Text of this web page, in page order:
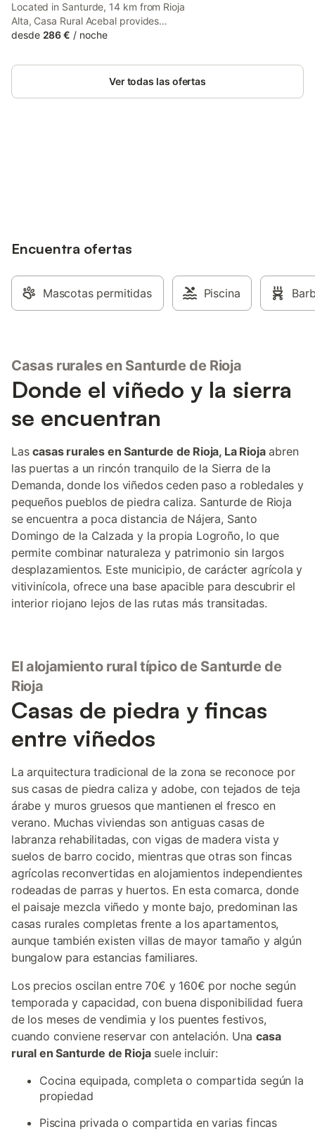
Located in Santurde, 14 km from Rioja
Alta, Casa Rural Acebal provides
accommodation with ski-to-door access,
terrace. The 3-star country house has
mountain views and is 25 km from Suso &
desde 286 € / noche
Ver todas las ofertas
Encuentra ofertas
Mascotas permitidas Piscina
Casas rurales en Santurde de Rioja
Donde el viñedo y la sierra
se encuentran
Lascasas rurales en Santurde de Rioja, La Riojaabren
las puertas a un rincón tranquilo de la Sierra de la
Demanda, donde los viñedos ceden paso a robledales y
pequeños pueblos de piedra caliza. Santurde de Rioja
se encuentra a poca distancia de Nájera, Santo
Domingo de la Calzada y la propia Logroño, lo que
permite combinar naturaleza y patrimonio sin largos
desplazamientos. Este municipio, de carácter agrícola y
vitivinícola, ofrece una base apacible para descubrir el
interior riojano lejos de las rutas más transitadas.
El alojamiento rural típico de Santurde de
Rioja
Casas de piedra y fincas
entre viñedos
La arquitectura tradicional de la zona se reconoce por
sus casas de piedra caliza y adobe, con tejados de teja
árabe y muros gruesos que mantienen el fresco en
verano. Muchas viviendas son antiguas casas de
labranza rehabilitadas, con vigas de madera vista y
suelos de barro cocido, mientras que otras son fincas
agrícolas reconvertidas en alojamientos independientes
rodeadas de parras y huertos. En esta comarca, donde
el paisaje mezcla viñedo y monte bajo, predominan las
casas rurales completas frente a los apartamentos,
aunque también existen villas de mayor tamaño y algún
bungalow para estancias familiares.
Los precios oscilan entre 70€ y 160€ por noche según
temporada y capacidad, con buena disponibilidad fuera
de los meses de vendimia y los puentes festivos,
cuando conviene reservar con antelación. Unacasa
rural en Santurde de Riojasuele incluir:
Cocina equipada, completa o compartida según la
propiedad
Piscina privada o compartida en varias fincas